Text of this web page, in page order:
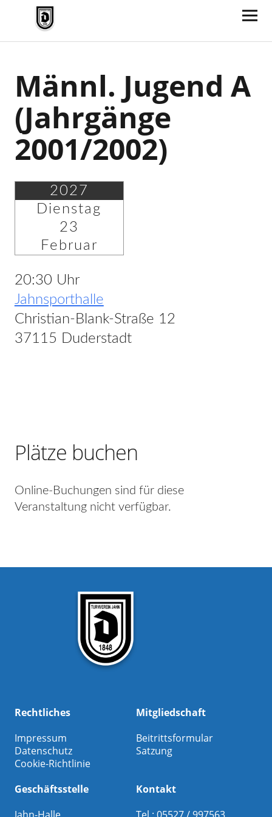
TV Jahn Duderstadt
Männl. Jugend A
(Jahrgänge
2001/2002)
2027
Dienstag
23
Februar
20:30 Uhr
Jahnsporthalle
Christian-Blank-Straße 12
37115 Duderstadt
Plätze buchen
Online-Buchungen sind für diese
Veranstaltung nicht verfügbar.
Rechtliches
Impressum
Datenschutz
Cookie-Richtlinie
Mitgliedschaft
Beitrittsformular
Satzung
Geschäftsstelle
Kontakt